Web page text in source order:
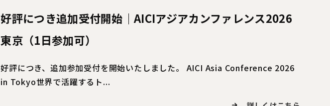
好評につき追加受付開始｜AICIアジアカンファレンス2026
東京（1日参加可）
好評につき、追加参加受付を開始いたしました。 AICI Asia Conference 2026
in Tokyo世界で活躍するト...